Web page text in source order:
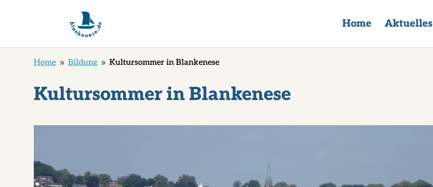
Home Aktuelles
Home 9 Bildung 9 Kultursommer in Blankenese
Kultursommer in Blankenese